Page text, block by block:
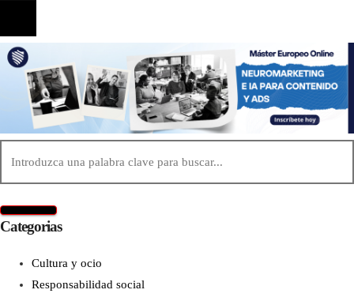
Categorias
Cultura y ocio
Responsabilidad social